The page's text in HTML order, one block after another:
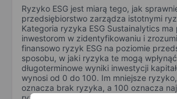
Ryzyko ESG jest miarą tego, jak
przedsiębiorstwo zarządza istotnymi
Kategoria ryzyka ESG Sustainalytics ma
inwestorom w zidentyfikowaniu i
finansowo ryzyk ESG na poziomie
sposobu, w jaki ryzyka te mogą
długoterminowe wyniki inwestycji
wynosi od 0 do 100. Im mniejsze
oznacza brak ryzyka, a 100 oznacza